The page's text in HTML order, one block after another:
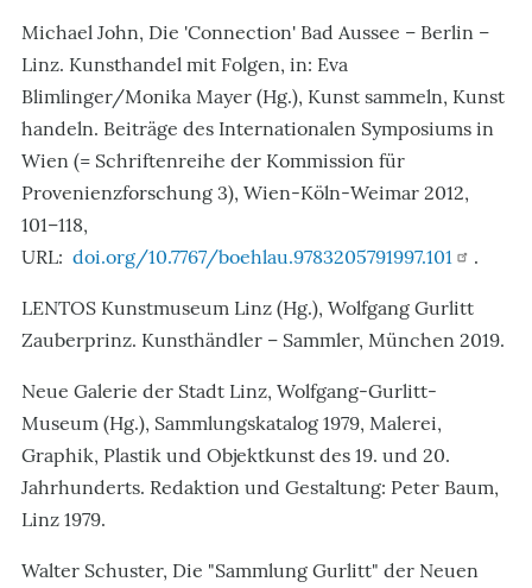
Michael John, Die 'Connection' Bad Aussee – Berlin –
Linz. Kunsthandel mit Folgen, in: Eva
Blimlinger/Monika Mayer (Hg.), Kunst sammeln, Kunst
handeln. Beiträge des Internationalen Symposiums in
Wien (= Schriftenreihe der Kommission für
Provenienzforschung 3), Wien-Köln-Weimar 2012,
101–118,
URL: doi.org/10.7767/boehlau.9783205791997.101 .
LENTOS Kunstmuseum Linz (Hg.), Wolfgang Gurlitt
Zauberprinz. Kunsthändler – Sammler, München 2019.
Neue Galerie der Stadt Linz, Wolfgang-Gurlitt-
Museum (Hg.), Sammlungskatalog 1979, Malerei,
Graphik, Plastik und Objektkunst des 19. und 20.
Jahrhunderts. Redaktion und Gestaltung: Peter Baum,
Linz 1979.
Walter Schuster, Die "Sammlung Gurlitt" der Neuen